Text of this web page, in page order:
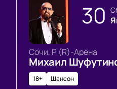
30
Сочи, Р (R)-Арена
Михаил
18+ Шансон